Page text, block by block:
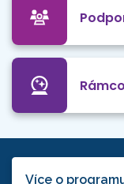
Více o